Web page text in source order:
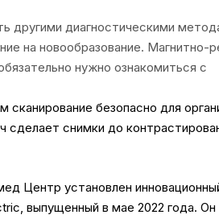
другими диагностическими
на новообразование. Магнитно-
нужно ознакомиться с
безопасно для
снимки до
Центр установлен
выпущенный в мае 2022 года.